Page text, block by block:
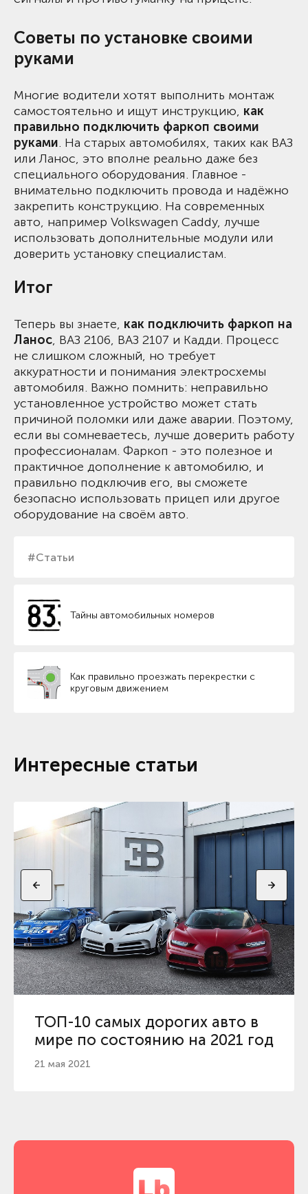
#Статьи
Тайны автомобильных номеров
Как правильно проезжать перекрестки с
круговым движением
Советы по установке своими
руками
Многие водители хотят выполнить монтаж
самостоятельно и ищут инструкцию, как
правильно подключить фаркоп своими
руками. На старых автомобилях, таких как ВАЗ
или Ланос, это вполне реально даже без
специального оборудования. Главное -
внимательно подключить провода и надёжно
закрепить конструкцию. На современных
авто, например Volkswagen Caddy, лучше
использовать дополнительные модули или
доверить установку специалистам.
Итог
Теперь вы знаете, как подключить фаркоп на
Ланос, ВАЗ 2106, ВАЗ 2107 и Кадди. Процесс
не слишком сложный, но требует
аккуратности и понимания электросхемы
автомобиля. Важно помнить: неправильно
установленное устройство может стать
причиной поломки или даже аварии. Поэтому,
если вы сомневаетесь, лучше доверить работу
профессионалам. Фаркоп - это полезное и
практичное дополнение к автомобилю, и
правильно подключив его, вы сможете
безопасно использовать прицеп или другое
оборудование на своём авто.
Интересные статьи
ТОП-10 самых дорогих авто в
мире по состоянию на 2021 год
21 мая 2021